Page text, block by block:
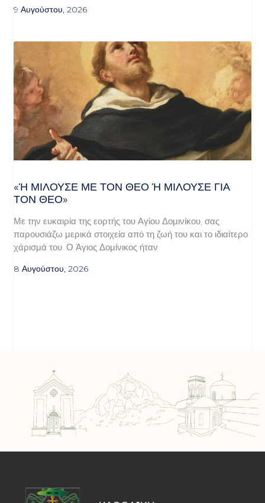
9 Αυγούστου, 2026
«Ή ΜΙΛΟΎΣΕ ΜΕ ΤΟΝ ΘΕΌ Ή ΜΙΛΟΎΣΕ ΓΙΑ ΤΟ
Ν ΘΕΌ»
Με την ευκαιρία της εορτής του Αγίου Δομινίκου, σας
παρουσιάζω μερικά στοιχεία από τη ζωή του και το ιδιαίτερο
χάρισμά του. Ο Άγιος Δομίνικος ήταν
8 Αυγούστου, 2026